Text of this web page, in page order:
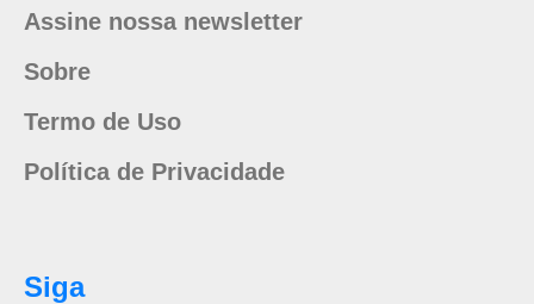
Assine nossa newsletter
Sobre
Termo de Uso
Política de Privacidade
Siga